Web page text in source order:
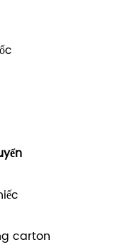
carton